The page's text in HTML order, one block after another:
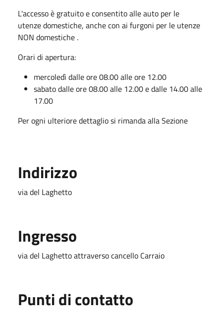
L'accesso è gratuito e consentito alle auto per le
utenze domestiche, anche con ai furgoni per le utenze
NON domestiche .
Orari di apertura:
mercoledì dalle ore 08.00 alle ore 12.00
sabato dalle ore 08.00 alle 12.00 e dalle 14.00 alle
17.00
Per ogni ulteriore dettaglio si rimanda alla Sezione
Indirizzo
via del Laghetto
Ingresso
via del Laghetto attraverso cancello Carraio
Punti di contatto